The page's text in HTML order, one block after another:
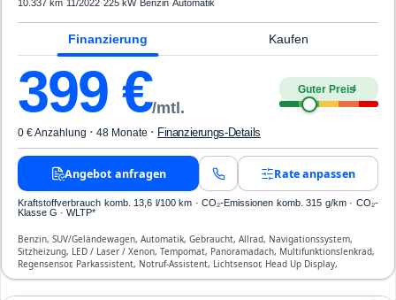
10.337 km· 11/2022·225 kW· Benzin·Automatik
Finanzierung Kaufen
399 €/mtl.
Guter Preis4
0 € Anzahlung · 48 Monate · Finanzierungs-Details
Angebot anfragen Rate anpassen
Kraftstoffverbrauch komb. 13,6 l/100 km · CO₂-Emissionen komb. 315 g/km · CO₂-
Klasse G · WLTP*
Benzin, SUV/Geländewagen, Automatik, Gebraucht, Allrad, Navigationssystem,
Sitzheizung, LED / Laser / Xenon, Tempomat, Panoramadach, Multifunktionslenkrad,
Regensensor, Parkassistent, Notruf-Assistent, Lichtsensor, Head Up Display,
Start/Stopp-Automatik, Bluetooth, Freisprecheinrichtung, Verkehrszeichen-